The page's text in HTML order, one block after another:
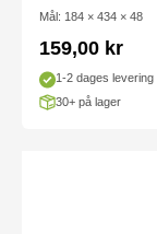
Mål: 184 × 434 × 48
Salgspris
159,00 kr
1-2 dages levering
30+ på lager